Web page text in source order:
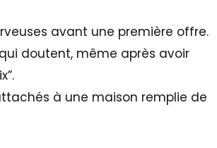
avant une première offre.
doutent, même après avoir
à une maison remplie de